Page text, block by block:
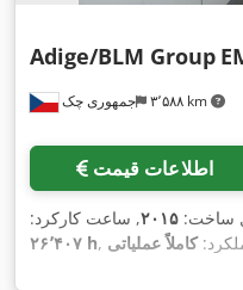
جمهوری چک ۳٬۵۸۸ km
Adige/BLM Group
اطلاعات قیمت
ساخت: ۲۰۱۵, ساعت کارکرد:
۲۶٬۴۰۷ h کاملاً عملیاتی